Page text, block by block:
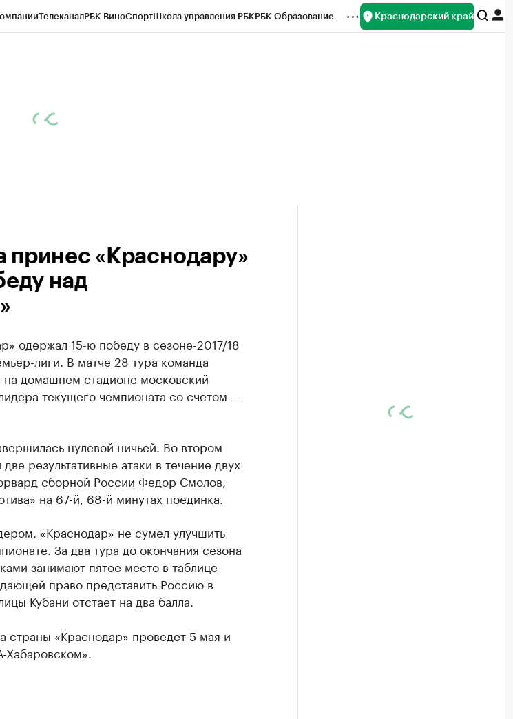
ТелеканалРБК ВиноСпортШкола управления РБКРБК Образование Краснодарский край
принес «Краснодару»
над
одержал 15-ю победу в сезоне-2017/18
лиги. В матче 28 тура команда
домашнем стадионе московский
текущего чемпионата со счетом —
нулевой ничьей. Во втором
результативные атаки в течение двух
сборной России Федор Смолов,
на 67-й, 68-й минутах поединка.
«Краснодар» не сумел улучшить
За два тура до окончания сезона
занимают пятое место в таблице
право представить Россию в
Кубани отстает на два балла.
страны «Краснодар» проведет 5 мая и
Хабаровском».